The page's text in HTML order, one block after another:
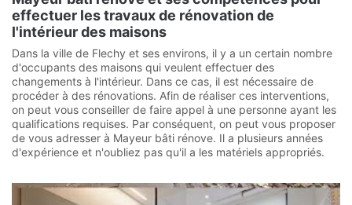
effectuer les travaux de rénovation de
l'intérieur des maisons
Dans la ville de Flechy et ses environs, il y a un certain nombre
d'occupants des maisons qui veulent effectuer des
changements à l'intérieur. Dans ce cas, il est nécessaire de
procéder à des rénovations. Afin de réaliser ces interventions,
on peut vous conseiller de faire appel à une personne ayant les
qualifications requises. Par conséquent, on peut vous proposer
de vous adresser à Mayeur bâti rénove. Il a plusieurs années
d'expérience et n'oubliez pas qu'il a les matériels appropriés.